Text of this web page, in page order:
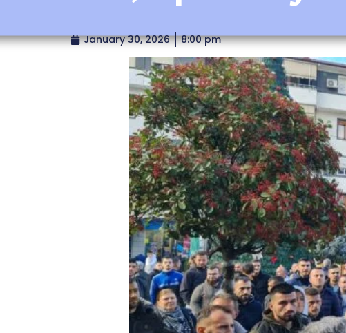
January 30, 2026 8:00 pm